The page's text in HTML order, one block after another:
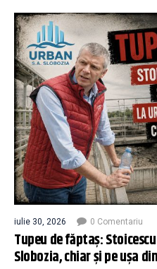
iulie 30, 2026 0 Comentariu
Tupeu de făptaș:
Slobozia, chiar și pe ușa